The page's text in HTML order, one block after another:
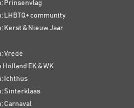
Prinsenvlag
LHBTQ+ community
Kerst & Nieuw Jaar
Vrede
EK & WK
Ichthus
Sinterklaas
Carnaval